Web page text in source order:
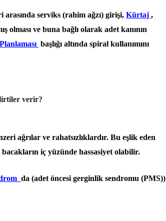
arasında serviks (rahim ağzı) girişi, Kürtaj ,
olması ve buna bağlı olarak adet kanının
başlığı altında spiral kullanımını
verir?
ağrılar ve rahatsızlıklardır. Bu eşlik eden
bacakların iç yüzünde hassasiyet olabilir.
da (adet öncesi gerginlik sendromu (PMS))